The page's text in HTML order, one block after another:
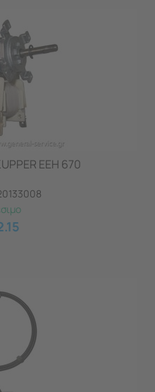
EEH 670